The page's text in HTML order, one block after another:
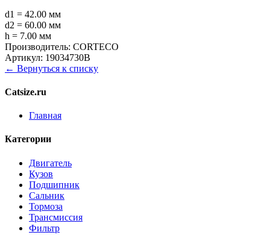
d1 = 42.00 мм
d2 = 60.00 мм
h = 7.00 мм
Производитель: CORTECO
Артикул: 19034730B
← Вернуться к списку
Catsize.ru
Главная
Категории
Двигатель
Кузов
Подшипник
Сальник
Тормоза
Трансмиссия
Фильтр